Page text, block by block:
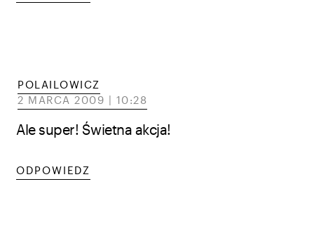
POLAILOWICZ
2 MARCA 2009 | 10:28
Ale super! Świetna akcja!
ODPOWIEDZ